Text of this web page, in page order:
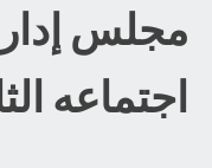
مجلس
اجتماعه